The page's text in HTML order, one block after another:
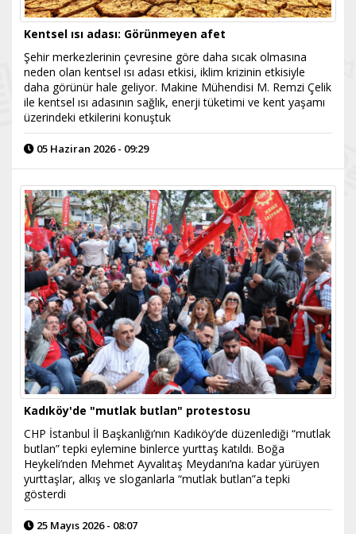
Kentsel ısı adası: Görünmeyen afet
Şehir merkezlerinin çevresine göre daha sıcak olmasına
neden olan kentsel ısı adası etkisi, iklim krizinin etkisiyle
daha görünür hale geliyor. Makine Mühendisi M. Remzi Çelik
ile kentsel ısı adasının sağlık, enerji tüketimi ve kent yaşamı
üzerindeki etkilerini konuştuk
05 Haziran 2026 - 09:29
Kadıköy'de "mutlak butlan" protestosu
CHP İstanbul İl Başkanlığı’nın Kadıköy’de düzenlediği “mutlak
butlan” tepki eylemine binlerce yurttaş katıldı. Boğa
Heykeli’nden Mehmet Ayvalıtaş Meydanı’na kadar yürüyen
yurttaşlar, alkış ve sloganlarla “mutlak butlan”a tepki
gösterdi
25 Mayıs 2026 - 08:07